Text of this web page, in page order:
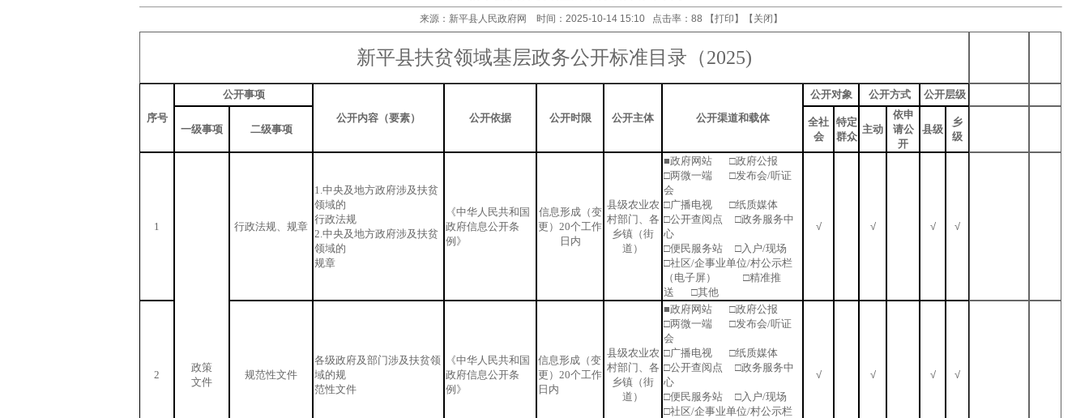
来源：新平县人民政府网 时间：2025-10-14 15:10 点击率： 88 【打印 】【 关闭 】
新平县扶贫领域基层政务公开标准目录（2025)
序号
公开事项
公开内容（要素）
公开依据 公开时限 公开主体 公开渠道和载体
公开对象 公开方式 公开层级
一级事项 二级事项
全社
会
特定
群众
主动
依申
请公
开
县级
乡
级
1
政策
文件
行政法规、规章
1.中央及地方政府涉及扶贫
领域的
行政法规
2.中央及地方政府涉及扶贫
领域的
规章
《中华人民共和国
政府信息公开条
例》
信息形成（变
更）20个工作
日内
县级农业农
村部门、各
乡镇（街
道）
■政府网站 □政府公报
□两微一端 □发布会/听证
会
□广播电视 □纸质媒体
□公开查阅点 □政务服务中
心
□便民服务站 □入户/现场
□社区/企事业单位/村公示栏
（电子屏） □精准推
送 □其他
√ √ √ √
2 规范性文件
各级政府及部门涉及扶贫领
域的规
范性文件
《中华人民共和国
政府信息公开条
例》
信息形成（变
更）20个工作
日内
县级农业农
村部门、各
乡镇（街
道）
■政府网站 □政府公报
□两微一端 □发布会/听证
会
□广播电视 □纸质媒体
□公开查阅点 □政务服务中
心
□便民服务站 □入户/现场
□社区/企事业单位/村公示栏
√ √ √ √